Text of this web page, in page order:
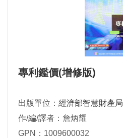
專利鑑價(增修版)
出版單位： 經濟部智慧財產局
作/編/譯者：詹炳耀
GPN：1009600032